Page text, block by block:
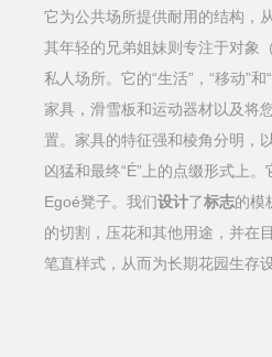
它为公共场所提供耐用的结构，
其年轻的兄弟姐妹则专注于对象
私人场所。它的“生活”，“移动”
家具，滑雪板和运动器材以及将
置。家具的特征强和棱角分明，
凶猛和最终“É”上的点缀形式上
Egoé凳子。我们设计了标志的模
的切割，压花和其他用途，并在
笔直样式，从而为长期花园生存